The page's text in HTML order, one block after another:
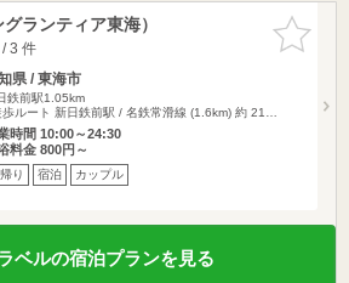
お気に入
りに追加
ランティア東海）
3 件
県 / 東海市
鉄前駅1.05km
歩ルート 新日鉄前駅 / 名鉄常滑線 (1.6km) 約 21…
時間 10:00～24:30
料金 800円～
り 宿泊 カップル
ベルの宿泊プランを見る